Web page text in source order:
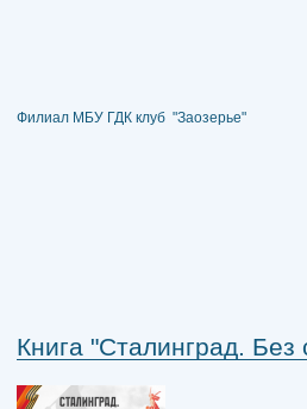
Филиал МБУ ГДК клуб "Заозерье"
Книга "Сталинград. Без